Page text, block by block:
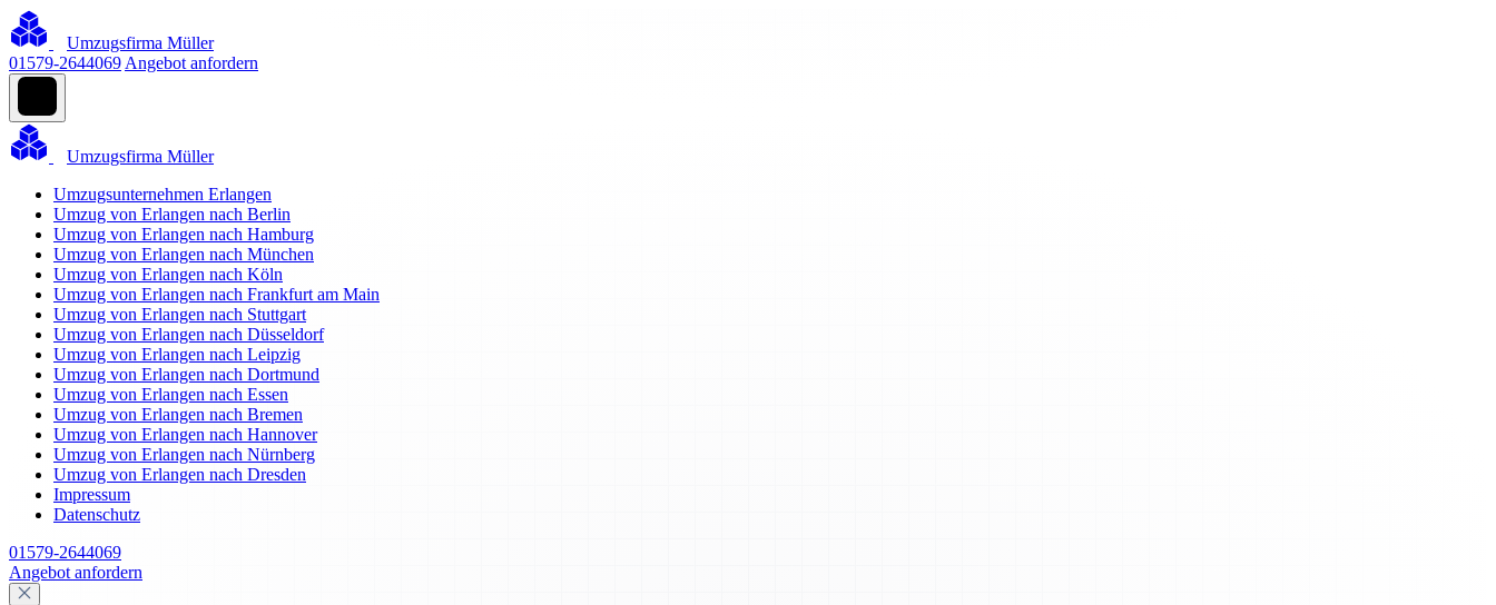
Umzugsfirma Müller
01579-2644069 Angebot anfordern
Umzugsfirma Müller
Umzugsunternehmen Erlangen
Umzug von Erlangen nach Berlin
Umzug von Erlangen nach Hamburg
Umzug von Erlangen nach München
Umzug von Erlangen nach Köln
Umzug von Erlangen nach Frankfurt am Main
Umzug von Erlangen nach Stuttgart
Umzug von Erlangen nach Düsseldorf
Umzug von Erlangen nach Leipzig
Umzug von Erlangen nach Dortmund
Umzug von Erlangen nach Essen
Umzug von Erlangen nach Bremen
Umzug von Erlangen nach Hannover
Umzug von Erlangen nach Nürnberg
Umzug von Erlangen nach Dresden
Impressum
Datenschutz
01579-2644069
Angebot anfordern